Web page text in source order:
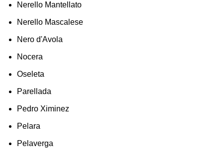
Nerello Mantellato
Nerello Mascalese
Nero d'Avola
Nocera
Oseleta
Parellada
Pedro Ximinez
Pelara
Pelaverga